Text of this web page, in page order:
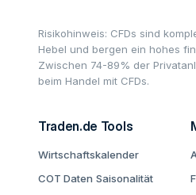
Risikohinweis: CFDs sind
Hebel und bergen ein hohes
Zwischen 74-89% der
beim Handel mit CFDs.
Traden.de Tools
Wirtschaftskalender
COT Daten Saisonalität